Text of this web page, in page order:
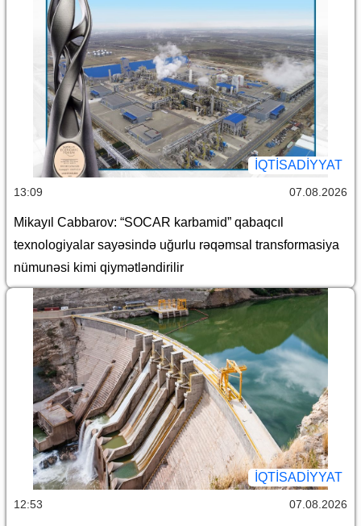
İQTİSADİYYAT
13:09 07.08.2026
Mikayıl Cabbarov: “SOCAR karbamid” qabaqcıl
texnologiyalar sayəsində uğurlu rəqəmsal transformasiya
nümunəsi kimi qiymətləndirilir
İQTİSADİYYAT
12:53 07.08.2026